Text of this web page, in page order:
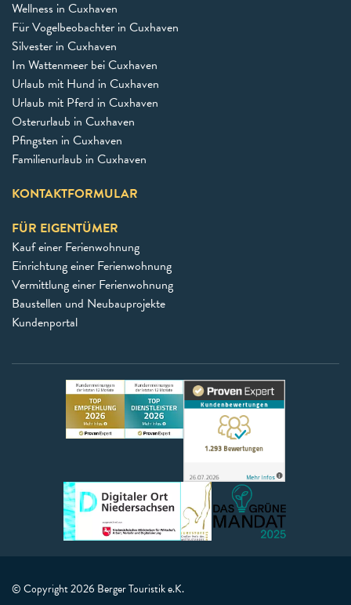
Wellness in Cuxhaven
Für Vogelbeobachter in Cuxhaven
Silvester in Cuxhaven
Im Wattenmeer bei Cuxhaven
Urlaub mit Hund in Cuxhaven
Urlaub mit Pferd in Cuxhaven
Osterurlaub in Cuxhaven
Pfingsten in Cuxhaven
Familienurlaub in Cuxhaven
KONTAKTFORMULAR
FÜR EIGENTÜMER
Kauf einer Ferienwohnung
Einrichtung einer Ferienwohnung
Vermittlung einer Ferienwohnung
Baustellen und Neubauprojekte
Kundenportal
© Copyright 2026 Berger Touristik e.K.